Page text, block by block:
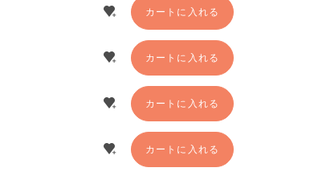
カートに入れる
カートに入れる
カートに入れる
カートに入れる